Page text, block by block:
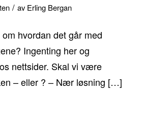
/ av Erling Bergan
hvordan det går med
Ingenting her og
nettsider. Skal vi være
– eller ? – Nær løsning […]